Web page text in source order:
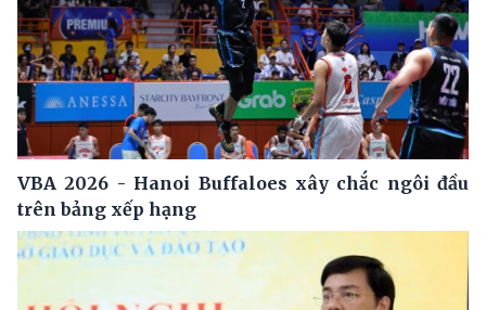
VBA 2026 - Hanoi Buffaloes xây chắc ngôi đầu
trên bảng xếp hạng